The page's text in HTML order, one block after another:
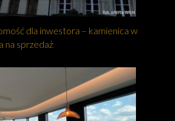
dla inwestora – kamienica w
na sprzedaż